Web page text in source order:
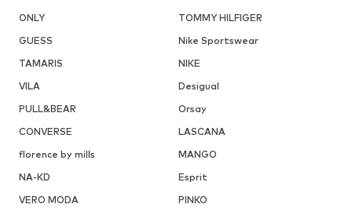
ONLY
TOMMY HILFIGER
GUESS
Nike Sportswear
TAMARIS
NIKE
VILA
Desigual
PULL&BEAR
Orsay
CONVERSE
LASCANA
florence by mills
MANGO
NA-KD
Esprit
VERO MODA
PINKO